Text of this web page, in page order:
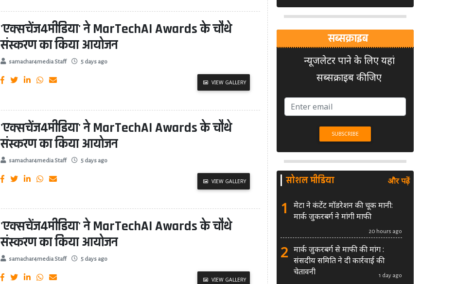
'एक्सचेंज4मीडिया' ने MarTechAI Awards के चौथे
संस्करण का किया आयोजन
samachar4media Staff 5 days ago
VIEW GALLERY
'एक्सचेंज4मीडिया' ने MarTechAI Awards के चौथे
संस्करण का किया आयोजन
samachar4media Staff 5 days ago
VIEW GALLERY
'एक्सचेंज4मीडिया' ने MarTechAI Awards के चौथे
संस्करण का किया आयोजन
samachar4media Staff 5 days ago
VIEW GALLERY
सब्सक्राइब
न्यूजलेटर पाने के लिए यहां
सब्सक्राइब कीजिए
सोशल मीडिया और पढ़ें
1
मेटा ने कंटेंट मॉडरेशन की चूक मानी:
मार्क जुकरबर्ग ने मांगी माफी
20 hours ago
2 मार्क जुकरबर्ग से माफी की मांग :
संसदीय समिति ने दी कार्रवाई की
चेतावनी
1 day ago